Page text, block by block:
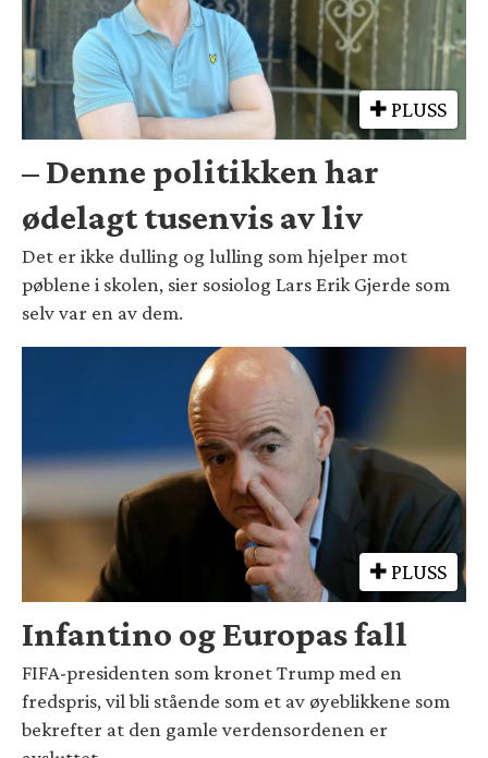
PLUSS
– Denne politikken har
ødelagt tusenvis av liv
Det er ikke dulling og lulling som hjelper mot
pøblene i skolen, sier sosiolog Lars Erik Gjerde som
selv var en av dem.
PLUSS
Infantino og Europas fall
FIFA-presidenten som kronet Trump med en
fredspris, vil bli stående som et av øyeblikkene som
bekrefter at den gamle verdensordenen er